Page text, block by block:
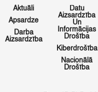
Aktuāli
Apsardze
Darba
Aizsardzība
Datu
Aizsardzība
Un
Informācijas
Drošība
Kiberdrošība
Nacionālā
Drošība